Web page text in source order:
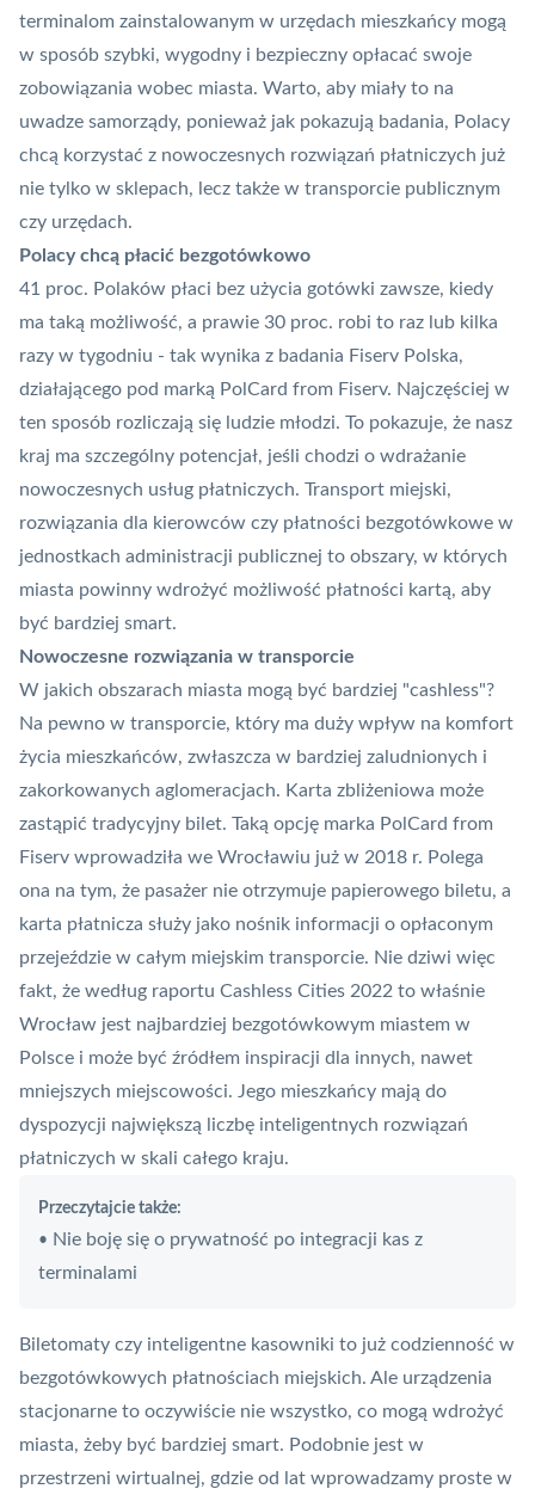
terminalom zainstalowanym w urzędach mieszkańcy mogą
w sposób szybki, wygodny i bezpieczny opłacać swoje
zobowiązania wobec miasta. Warto, aby miały to na
uwadze samorządy, ponieważ jak pokazują badania, Polacy
chcą korzystać z nowoczesnych rozwiązań płatniczych już
nie tylko w sklepach, lecz także w transporcie publicznym
czy urzędach.
Polacy chcą płacić bezgotówkowo
41 proc. Polaków płaci bez użycia gotówki zawsze, kiedy
ma taką możliwość, a prawie 30 proc. robi to raz lub kilka
razy w tygodniu - tak wynika z badania Fiserv Polska,
działającego pod marką PolCard from Fiserv. Najczęściej w
ten sposób rozliczają się ludzie młodzi. To pokazuje, że nasz
kraj ma szczególny potencjał, jeśli chodzi o wdrażanie
nowoczesnych usług płatniczych. Transport miejski,
rozwiązania dla kierowców czy płatności bezgotówkowe w
jednostkach administracji publicznej to obszary, w których
miasta powinny wdrożyć możliwość płatności kartą, aby
być bardziej smart.
Nowoczesne rozwiązania w transporcie
W jakich obszarach miasta mogą być bardziej "cashless"?
Na pewno w transporcie, który ma duży wpływ na komfort
życia mieszkańców, zwłaszcza w bardziej zaludnionych i
zakorkowanych aglomeracjach. Karta zbliżeniowa może
zastąpić tradycyjny bilet. Taką opcję marka PolCard from
Fiserv wprowadziła we Wrocławiu już w 2018 r. Polega
ona na tym, że pasażer nie otrzymuje papierowego biletu, a
karta płatnicza służy jako nośnik informacji o opłaconym
przejeździe w całym miejskim transporcie. Nie dziwi więc
fakt, że według raportu Cashless Cities 2022 to właśnie
Wrocław jest najbardziej bezgotówkowym miastem w
Polsce i może być źródłem inspiracji dla innych, nawet
mniejszych miejscowości. Jego mieszkańcy mają do
dyspozycji największą liczbę inteligentnych rozwiązań
płatniczych w skali całego kraju.
Przeczytajcie także:
• Nie boję się o prywatność po integracji kas z
terminalami
Biletomaty czy inteligentne kasowniki to już codzienność w
bezgotówkowych płatnościach miejskich. Ale urządzenia
stacjonarne to oczywiście nie wszystko, co mogą wdrożyć
miasta, żeby być bardziej smart. Podobnie jest w
przestrzeni wirtualnej, gdzie od lat wprowadzamy proste w